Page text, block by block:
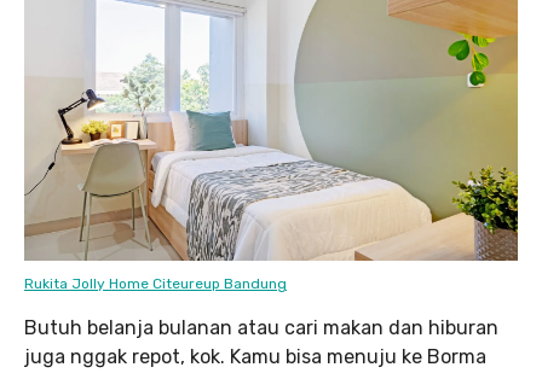
Rukita Jolly Home Citeureup Bandung
Butuh belanja bulanan atau cari makan dan hiburan
juga nggak repot, kok. Kamu bisa menuju ke Borma